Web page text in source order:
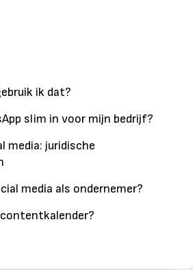
ik dat?
slim in voor mijn bedrijf?
media: juridische
media als ondernemer?